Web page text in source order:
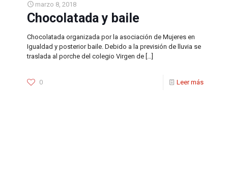
marzo 8, 2018
Chocolatada y baile
Chocolatada organizada por la asociación de Mujeres en
Igualdad y posterior baile. Debido a la previsión de lluvia se
traslada al porche del colegio Virgen de […]
0 Leer más